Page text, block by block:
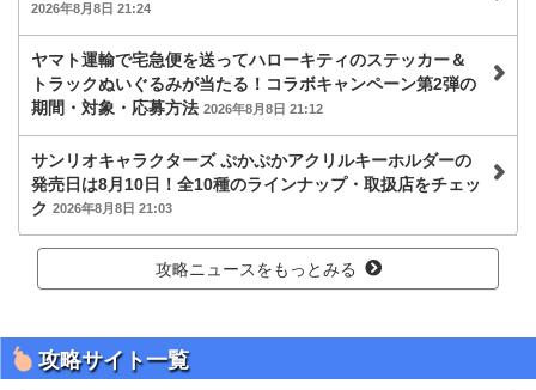
2026年8月8日 21:24
ヤマト運輸で宅急便を送ってハローキティのステッカー＆
トラックぬいぐるみが当たる！コラボキャンペーン第2弾の
期間・対象・応募方法 2026年8月8日 21:12
サンリオキャラクターズ ぷかぷかアクリルキーホルダーの
発売日は8月10日！全10種のラインナップ・取扱店をチェッ
ク 2026年8月8日 21:03
攻略ニュースをもっとみる
攻略サイト一覧